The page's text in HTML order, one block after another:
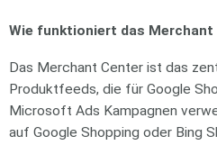
Wie funktioniert das Merchant
Das Merchant Center ist das
Produktfeeds, die für Google
Microsoft Ads Kampagnen
auf Google Shopping oder Bing